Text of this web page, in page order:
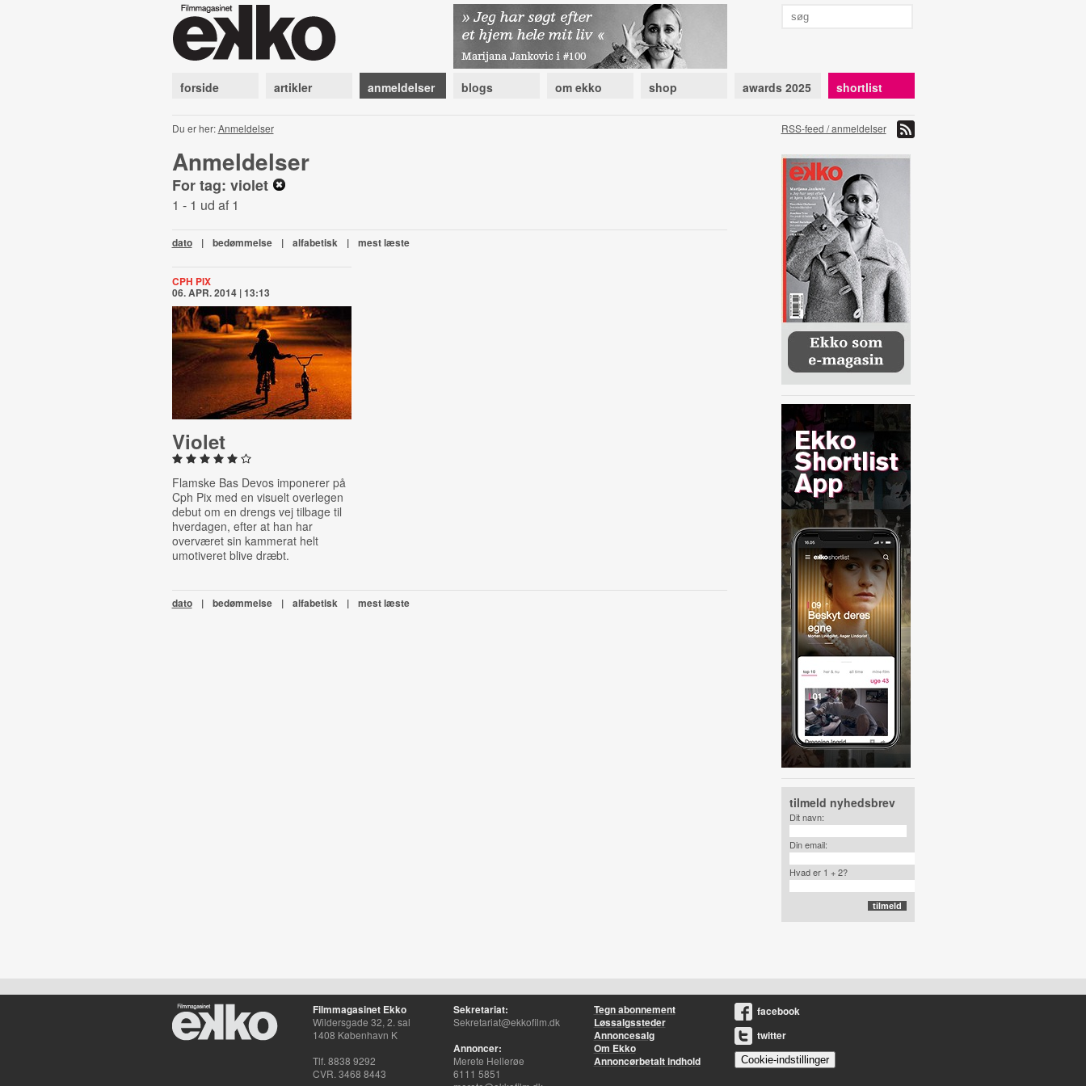
forside artikler anmeldelser blogs om ekko shop awards 2025 shortlist
Du er her:Anmeldelser RSS-feed / anmeldelser
Anmeldelser
For tag: violet
1 - 1 ud af 1
dato | bedømmelse | alfabetisk | mest læste
CPH PIX
06. APR. 2014 | 13:13
Violet
Flamske Bas Devos imponerer på
Cph Pix med en visuelt overlegen
debut om en drengs vej tilbage til
hverdagen, efter at han har
overværet sin kammerat helt
umotiveret blive dræbt.
dato | bedømmelse | alfabetisk | mest læste
tilmeld nyhedsbrev
Dit navn:
Din email:
Hvad er 1 + 2?
Filmmagasinet Ekko
Wildersgade 32, 2. sal
1408 København K
Tlf. 8838 9292
CVR. 3468 8443
Sekretariat:
Sekretariat@ekkofilm.dk
Annoncer:
Merete Hellerøe
6111 5851
Tegn abonnement
Løssalgssteder
Annoncesalg
Om Ekko
Annoncørbetalt indhold
facebook
twitter
Cookie-indstillinger